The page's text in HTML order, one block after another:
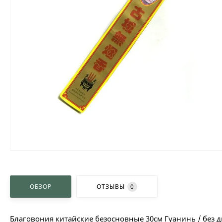
ОБЗОР ОТЗЫВЫ 0
Благовония китайские безосновные 30см Гуанинь / без